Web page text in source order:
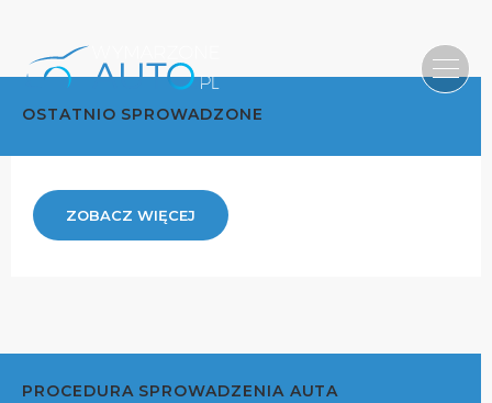
OSTATNIO SPROWADZONE
ZOBACZ WIĘCEJ
PROCEDURA SPROWADZENIA AUTA